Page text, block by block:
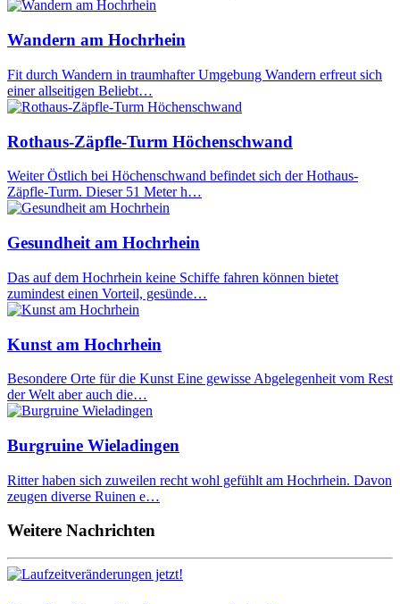
Wandern am Hochrhein
Fit durch Wandern in traumhafter Umgebung Wandern erfreut sich
einer allseitigen Beliebt…
Rothaus-Zäpfle-Turm Höchenschwand
Weiter Östlich bei Höchenschwand befindet sich der Hothaus-
Zäpfle-Turm. Dieser 51 Meter h…
Gesundheit am Hochrhein
Das auf dem Hochrhein keine Schiffe fahren können bietet
zumindest einen Vorteil, gesünde…
Kunst am Hochrhein
Besondere Orte für die Kunst Eine gewisse Abgelegenheit vom Rest
der Welt aber auch die…
Burgruine Wieladingen
Ritter haben sich zuweilen recht wohl gefühlt am Hochrhein. Davon
zeugen diverse Ruinen e…
Weitere Nachrichten